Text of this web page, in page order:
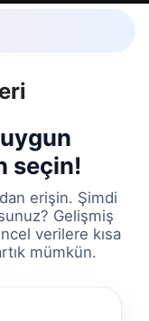
seçin!
erişin. Şimdi
Gelişmiş
verilere kısa
mümkün.